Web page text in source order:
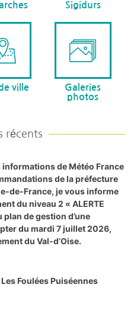
Sigidurs
ville
Galeries
photos
récents
informations de Météo France
de la préfecture
de-France, je vous informe
du niveau 2 « ALERTE
plan de gestion d’une
du mardi 7 juillet 2026,
du Val-d’Oise.
Les Foulées Puiséennes